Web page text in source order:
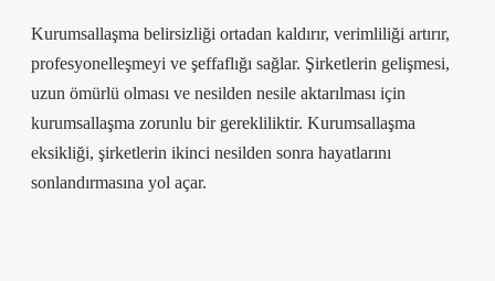
Kurumsallaşma belirsizliği ortadan kaldırır, verimliliği artırır,
profesyonelleşmeyi ve şeffaflığı sağlar. Şirketlerin gelişmesi,
uzun ömürlü olması ve nesilden nesile aktarılması için
kurumsallaşma zorunlu bir gerekliliktir. Kurumsallaşma
eksikliği, şirketlerin ikinci nesilden sonra hayatlarını
sonlandırmasına yol açar.